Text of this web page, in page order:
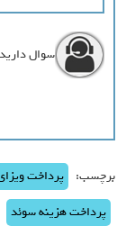
سوال
برچسب: پرداخت
پرداخت هزینه سوئد